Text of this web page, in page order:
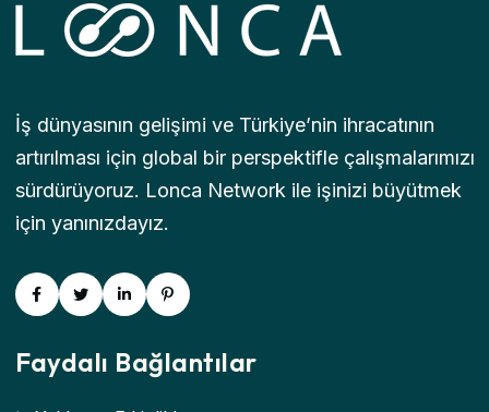
İş dünyasının gelişimi ve Türkiye’nin ihracatının
artırılması için global bir perspektifle çalışmalarımızı
sürdürüyoruz. Lonca Network ile işinizi büyütmek
için yanınızdayız.
Faydalı Bağlantılar